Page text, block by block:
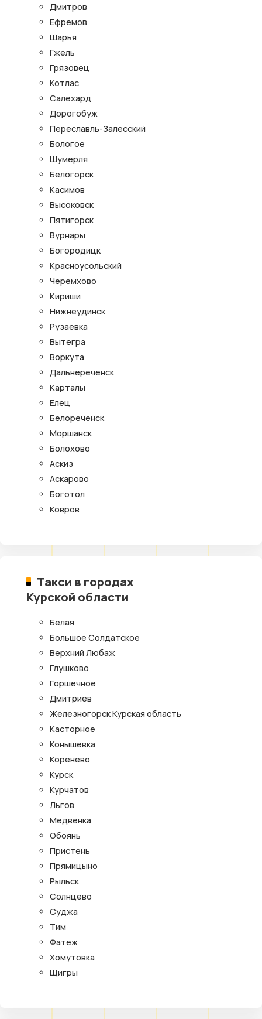
Дмитров
Ефремов
Шарья
Гжель
Грязовец
Котлас
Салехард
Дорогобуж
Переславль-Залесский
Бологое
Шумерля
Белогорск
Касимов
Высоковск
Пятигорск
Вурнары
Богородицк
Красноусольский
Черемхово
Кириши
Нижнеудинск
Рузаевка
Вытегра
Воркута
Дальнереченск
Карталы
Елец
Белореченск
Моршанск
Болохово
Аскиз
Аскарово
Боготол
Ковров
Такси в городах
Курской области
Белая
Большое Солдатское
Верхний Любаж
Глушково
Горшечное
Дмитриев
Железногорск Курская область
Касторное
Конышевка
Коренево
Курск
Курчатов
Льгов
Медвенка
Обоянь
Пристень
Прямицыно
Рыльск
Солнцево
Суджа
Тим
Фатеж
Хомутовка
Щигры